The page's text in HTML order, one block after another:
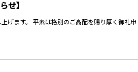
せ】
げます。 平素は格別のご高配を賜り厚く御礼